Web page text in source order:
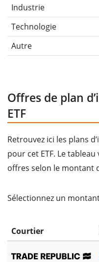
Industrie
Technologie
Autre
Offres de plan
ETF
Retrouvez ici les plans
pour cet ETF. Le
offres selon le montant
Sélectionnez un
Courtier